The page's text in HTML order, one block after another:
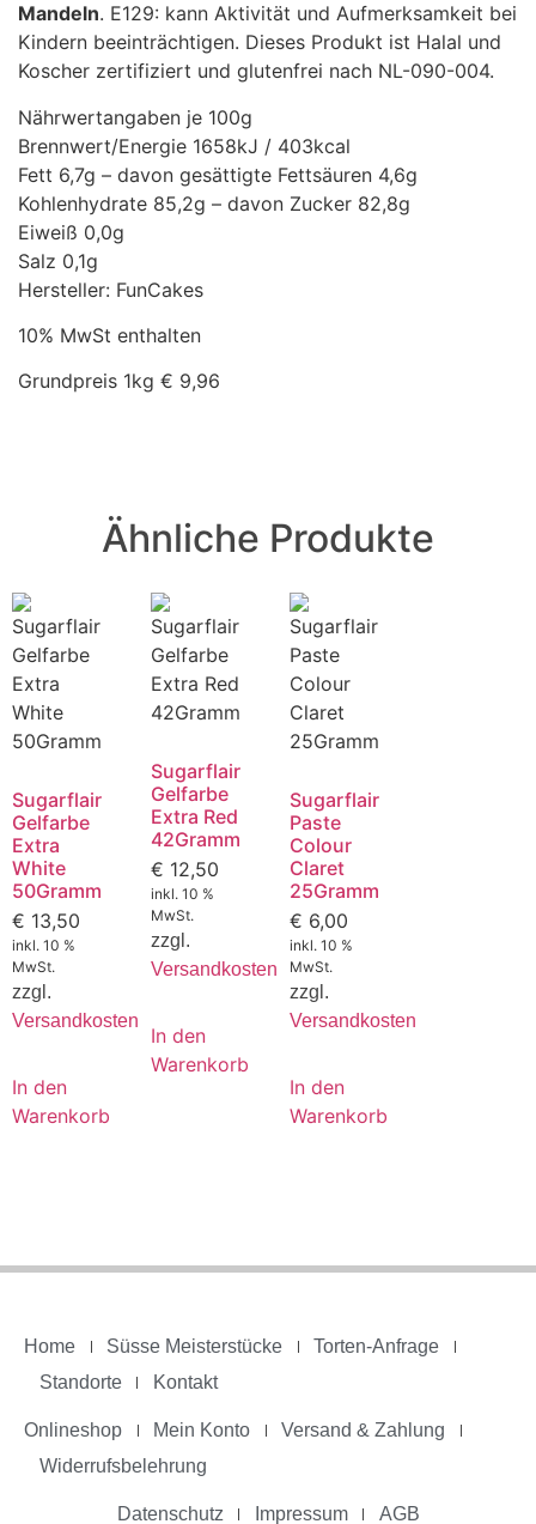
Mandeln. E129: kann Aktivität und Aufmerksamkeit bei
Kindern beeinträchtigen. Dieses Produkt ist Halal und
Koscher zertifiziert und glutenfrei nach NL-090-004.
Nährwertangaben je 100g
Brennwert/Energie 1658kJ / 403kcal
Fett 6,7g – davon gesättigte Fettsäuren 4,6g
Kohlenhydrate 85,2g – davon Zucker 82,8g
Eiweiß 0,0g
Salz 0,1g
Hersteller: FunCakes
10% MwSt enthalten
Grundpreis 1kg € 9,96
Ähnliche Produkte
Sugarflair
Gelfarbe
Extra
White
50Gramm
€ 13,50
inkl. 10 %
MwSt.
zzgl.
Versandkosten
In den
Warenkorb
Sugarflair
Gelfarbe
Extra Red
42Gramm
€ 12,50
inkl. 10 %
MwSt.
zzgl.
Versandkosten
In den
Warenkorb
Sugarflair
Paste
Colour
Claret
25Gramm
€ 6,00
inkl. 10 %
MwSt.
zzgl.
Versandkosten
In den
Warenkorb
Home Süsse Meisterstücke
Torten-Anfrage
Standorte
Kontakt
Onlineshop Mein Konto
Versand & Zahlung
Widerrufsbelehrung
Datenschutz Impressum AGB